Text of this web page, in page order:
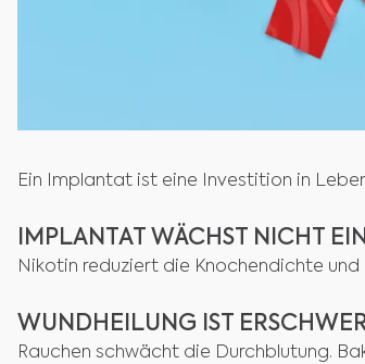
Ein Implantat ist eine Investition in
IMPLANTAT WÄCHST NICHT EIN
Nikotin reduziert die Knochendichte
WUNDHEILUNG IST
Rauchen schwächt die Durchblutung.